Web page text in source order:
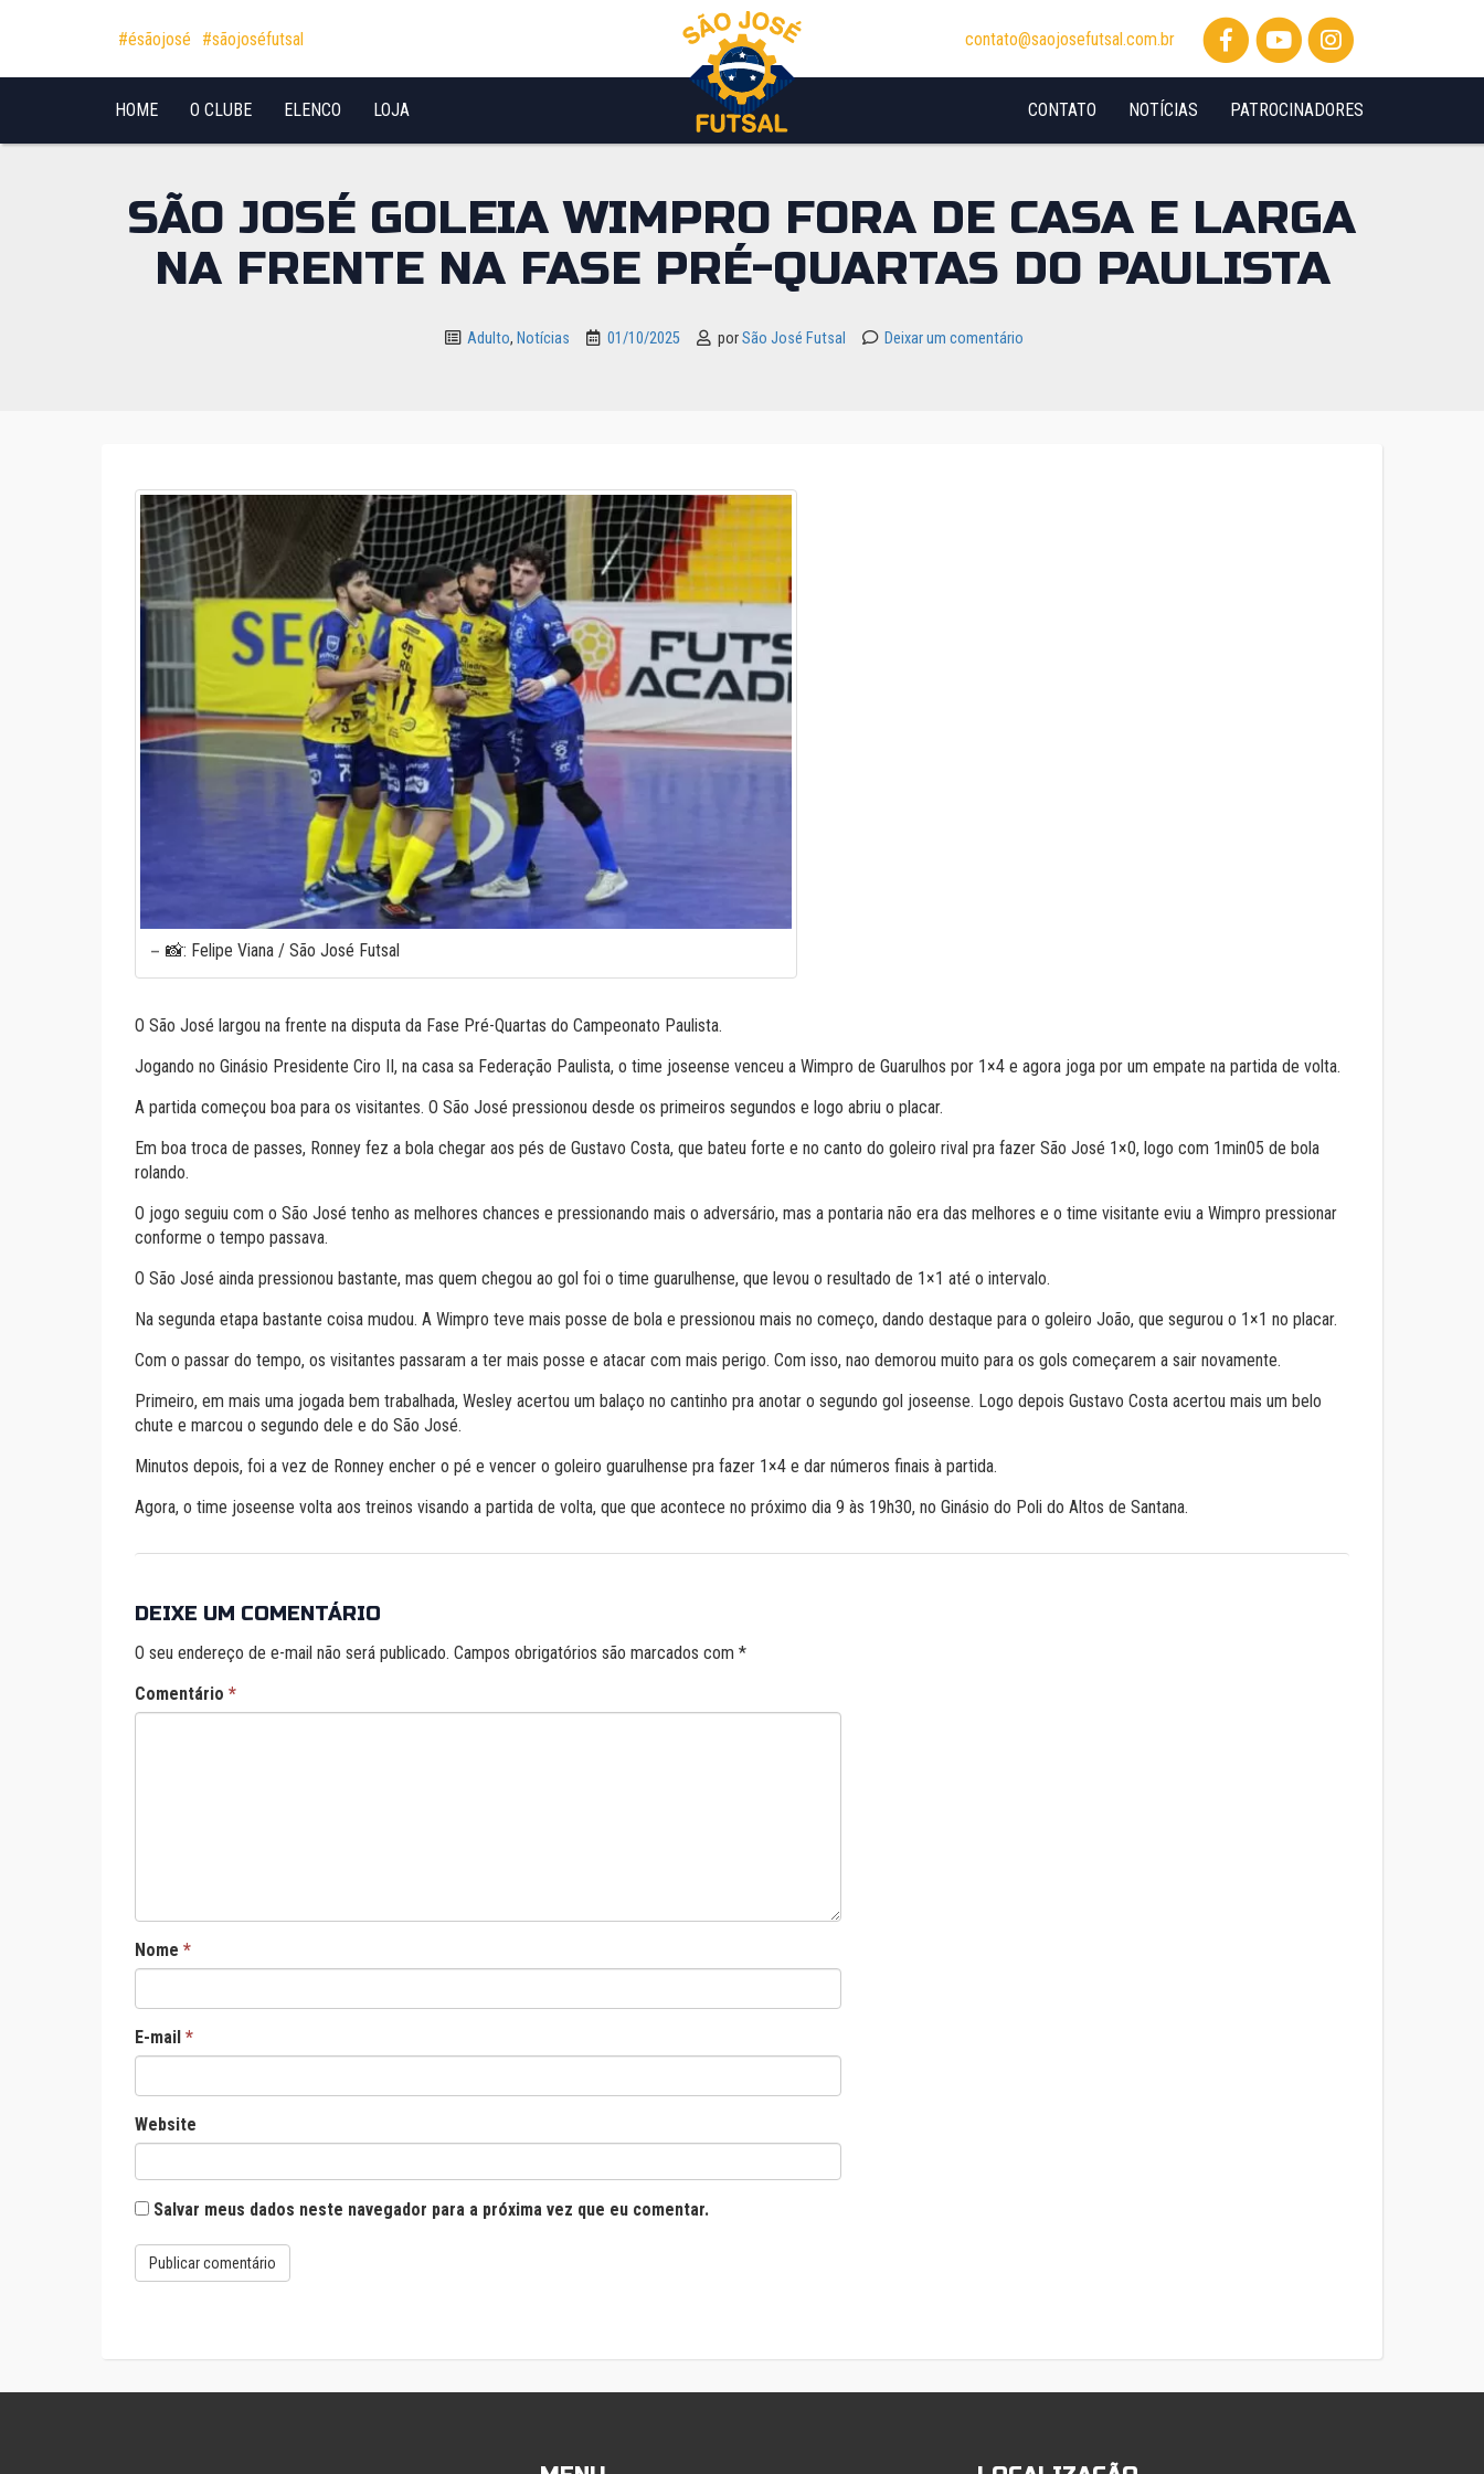
Pular para o conteúdo
#ésãojosé #sãojoséfutsal contato@saojosefutsal.com.br
HOME O CLUBE ELENCO LOJA PATROCINADORES
NOTÍCIAS
CONTATO
SÃO JOSÉ GOLEIA WIMPRO FORA DE CASA E LARGA
NA FRENTE NA FASE PRÉ-QUARTAS DO PAULISTA
Adulto, Notícias 01/10/2025 porSão José Futsal Deixar um comentário
📸: Felipe Viana / São José Futsal
O São José largou na frente na disputa da Fase Pré-Quartas do Campeonato Paulista.
Jogando no Ginásio Presidente Ciro II, na casa sa Federação Paulista, o time joseense venceu a Wimpro de Guarulhos por 1×4 e agora joga por um empate na partida de volta.
A partida começou boa para os visitantes. O São José pressionou desde os primeiros segundos e logo abriu o placar.
Em boa troca de passes, Ronney fez a bola chegar aos pés de Gustavo Costa, que bateu forte e no canto do goleiro rival pra fazer São José 1×0, logo com 1min05 de bola
rolando.
O jogo seguiu com o São José tenho as melhores chances e pressionando mais o adversário, mas a pontaria não era das melhores e o time visitante eviu a Wimpro pressionar
conforme o tempo passava.
O São José ainda pressionou bastante, mas quem chegou ao gol foi o time guarulhense, que levou o resultado de 1×1 até o intervalo.
Na segunda etapa bastante coisa mudou. A Wimpro teve mais posse de bola e pressionou mais no começo, dando destaque para o goleiro João, que segurou o 1×1 no placar.
Com o passar do tempo, os visitantes passaram a ter mais posse e atacar com mais perigo. Com isso, nao demorou muito para os gols começarem a sair novamente.
Primeiro, em mais uma jogada bem trabalhada, Wesley acertou um balaço no cantinho pra anotar o segundo gol joseense. Logo depois Gustavo Costa acertou mais um belo
chute e marcou o segundo dele e do São José.
Minutos depois, foi a vez de Ronney encher o pé e vencer o goleiro guarulhense pra fazer 1×4 e dar números finais à partida.
Agora, o time joseense volta aos treinos visando a partida de volta, que que acontece no próximo dia 9 às 19h30, no Ginásio do Poli do Altos de Santana.
DEIXE UM COMENTÁRIO
O seu endereço de e-mail não será publicado. Campos obrigatórios são marcados com *
Comentário *
Nome *
E-mail *
Website
Salvar meus dados neste navegador para a próxima vez que eu comentar.